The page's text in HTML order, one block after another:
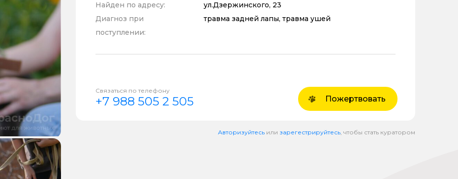
Найден по адресу:
ул.Дзержинского, 23
Диагноз при
поступлении:
травма задней лапы, травма ушей
Связаться по телефону
+7 988 505 2 505 Пожертвовать
Авторизуйтесь или зарегестрируйтесь , чтобы стать куратором